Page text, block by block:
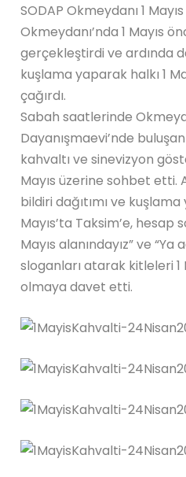
SODAP Okmeydanı 1
Okmeydanı’nda 1 Mayıs
gerçekleştirdi ve ardında
kuşlama yaparak halkı 1
çağırdı.
Sabah saatlerinde
Dayanışmaevi’nde
kahvaltı ve sinevizyon
Mayıs üzerine sohbet etti.
bildiri dağıtımı ve kuşlama
Mayıs’ta Taksim’e, hesap
Mayıs alanındayız” ve
sloganları atarak kitleleri 1
olmaya davet etti.